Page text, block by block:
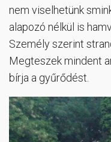
nem viselhetünk
alapozó nélkül is
Személy szerint
Megteszek mindent
bírja a gyűrődést.